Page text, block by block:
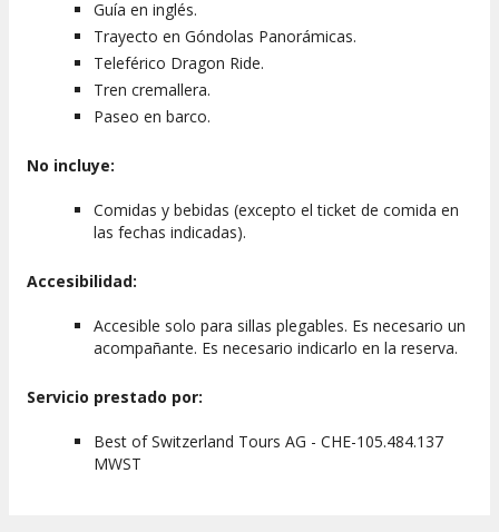
Guía en inglés.
Trayecto en Góndolas Panorámicas.
Teleférico Dragon Ride.
Tren cremallera.
Paseo en barco.
No incluye:
Comidas y bebidas (excepto el ticket de comida en
las fechas indicadas).
Accesibilidad:
Accesible solo para sillas plegables. Es necesario un
acompañante. Es necesario indicarlo en la reserva.
Servicio prestado por:
Best of Switzerland Tours AG - CHE-105.484.137
MWST